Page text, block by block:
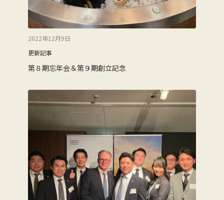
2022年12月9日
更新記事
第８期忘年会＆第９期創立記念